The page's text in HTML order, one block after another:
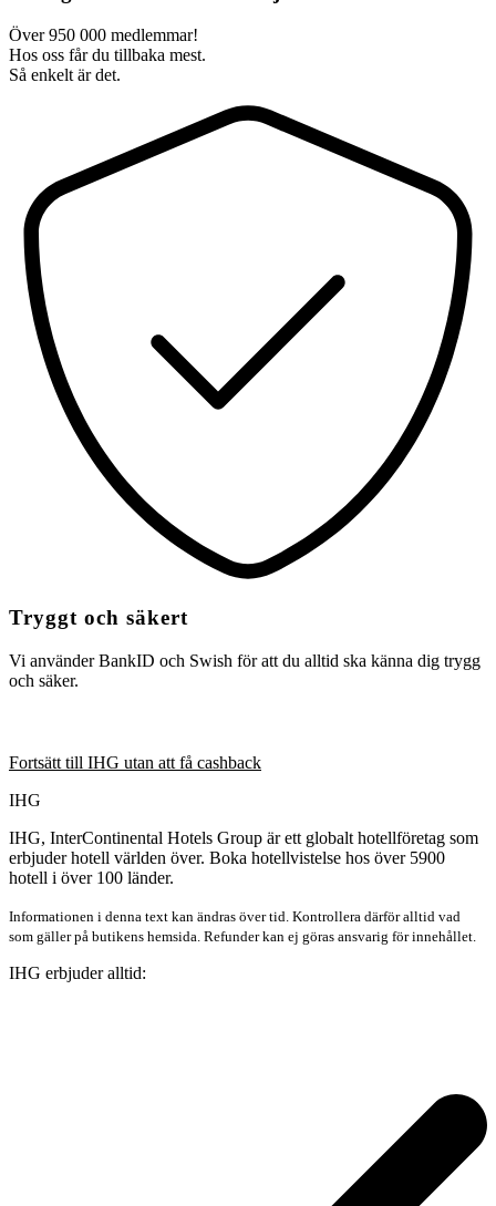
Över 950 000 medlemmar!
Hos oss får du tillbaka mest.
Så enkelt är det.
Tryggt och säkert
Vi använder BankID och Swish för att du alltid ska känna dig trygg
och säker.
Fortsätt till IHG utan att få cashback
IHG
IHG, InterContinental Hotels Group är ett globalt hotellföretag som
erbjuder hotell världen över. Boka hotellvistelse hos över 5900
hotell i över 100 länder.
Informationen i denna text kan ändras över tid. Kontrollera därför alltid vad
som gäller på butikens hemsida. Refunder kan ej göras ansvarig för innehållet.
IHG erbjuder alltid: